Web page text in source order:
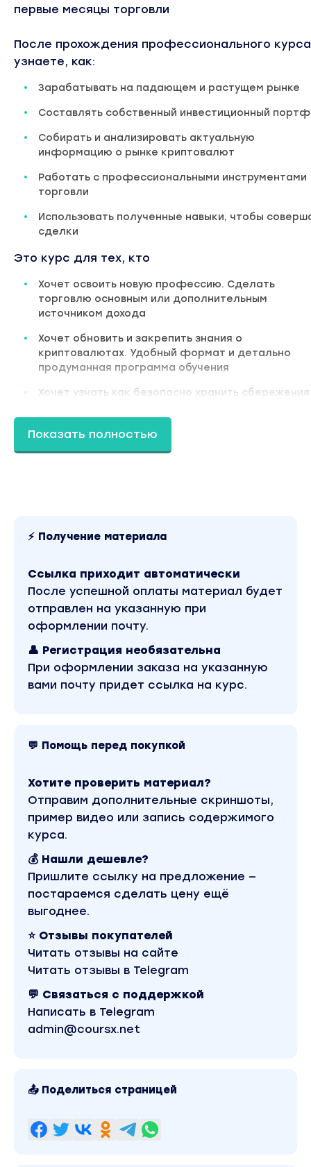
первые месяцы торговли
После прохождения профессионального
узнаете, как:
Зарабатывать на падающем и растущем рынке
Составлять собственный инвестиционный
Собирать и анализировать актуальную
информацию о рынке криптовалют
Работать с профессиональными инструментами
торговли
Использовать полученные навыки, чтобы
сделки
Это курс для тех, кто
Хочет освоить новую профессию. Сделать
торговлю основным или дополнительным
источником дохода
Хочет обновить и закрепить знания о
криптовалютах. Удобный формат и детально
продуманная программа обучения
Хочет узнать как безопасно хранить
ситуации в стране и мире
В этом блоке Вы научитесь находить точки
определять ликвидность монет.
Научитесь покупать монеты сразу после их
и зарабатывать на этом.
"WEEK Profit".
Научитесь находить точки входа в рынок вне
зависимости от направления и силы движения.
фундаментальный типы анализов.
"WEEK Profit"
Урок 2. Работа с TradingView
Модуль 2 . Продвинутый технический анализ.
Познакомитесь с 9-ступенчатым техническим
Рассмотрите как глобальное, так и локальное
движение по монете.
Урок 1. Продвинутый технический анализ
Модуль 3.Правила золотого сечения.
Разберете уровни, от которых цена часто
разворачивается.
Поймете, как по ним проще искать точку входа
точнее выставлять ограничители.
Изучите правила входа в сделки на рост и
с использованием инструмента.
Урок 1. Правила золотого сечения
определять, какое движение можно ожидать
Узнаете значения, где лучше не открывать
Показать полностью
⚡ Получение материала
Ссылка приходит автоматически
После успешной оплаты материал будет
отправлен на указанную при
оформлении почту.
👤 Регистрация необязательна
При оформлении заказа на указанную
вами почту придет ссылка на курс.
💬 Помощь перед покупкой
Хотите проверить материал?
Отправим дополнительные скриншоты,
пример видео или запись содержимого
курса.
💰 Нашли дешевле?
Пришлите ссылку на предложение —
постараемся сделать цену ещё
выгоднее.
⭐ Отзывы покупателей
Читать отзывы на сайте
Читать отзывы в Telegram
💬 Связаться с поддержкой
Написать в Telegram
admin@coursx.net
📤 Поделиться страницей